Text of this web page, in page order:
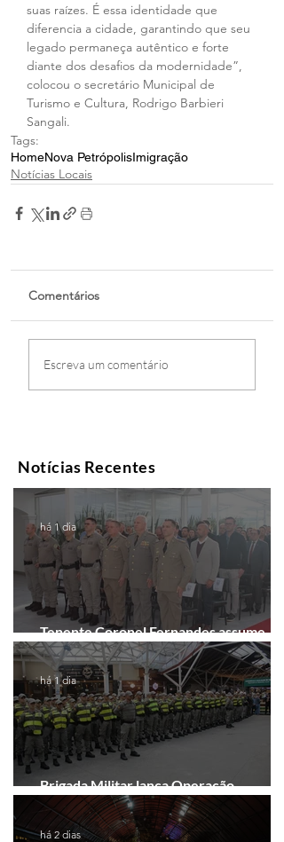
suas raízes. É essa identidade que
diferencia a cidade, garantindo que seu
legado permaneça autêntico e forte
diante dos desafios da modernidade”,
colocou o secretário Municipal de
Turismo e Cultura, Rodrigo Barbieri
Sangali.
Tags:
HomeNova PetrópolisImigração
Notícias Locais
Comentários
Escreva um comentário
Notícias Recentes
Tenente Coronel Fernandes assume
comando do 41º BPM em Gramado
há 1 dia
Brigada Militar lança Operação
Convergência na Região das Hortênsias
há 1 dia
há 2 dias